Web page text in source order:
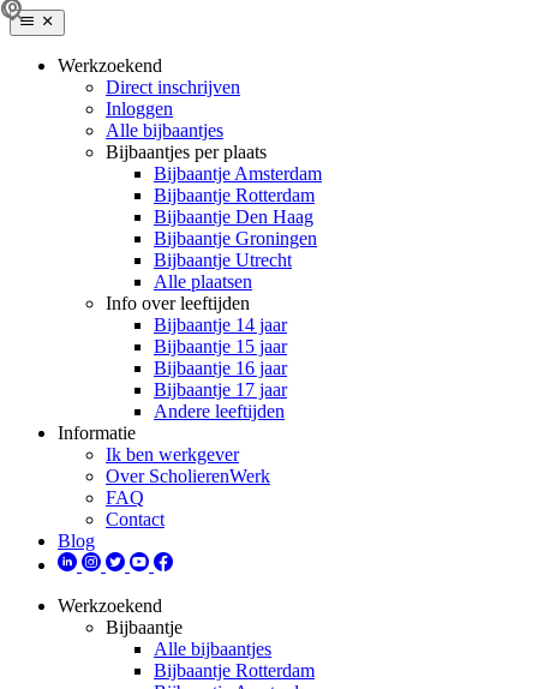
Werkzoekend
Direct inschrijven
Inloggen
Alle bijbaantjes
Bijbaantjes per plaats
Bijbaantje Amsterdam
Bijbaantje Rotterdam
Bijbaantje Den Haag
Bijbaantje Groningen
Bijbaantje Utrecht
Alle plaatsen
Info over leeftijden
Bijbaantje 14 jaar
Bijbaantje 15 jaar
Bijbaantje 16 jaar
Bijbaantje 17 jaar
Andere leeftijden
Informatie
Ik ben werkgever
Over ScholierenWerk
FAQ
Contact
Blog
Werkzoekend
Bijbaantje
Alle bijbaantjes
Bijbaantje Rotterdam